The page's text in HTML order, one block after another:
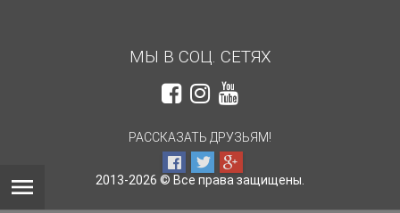
МЫ В СОЦ. СЕТЯХ
РАССКАЗАТЬ ДРУЗЬЯМ!
2013-2026 © Все права защищены.